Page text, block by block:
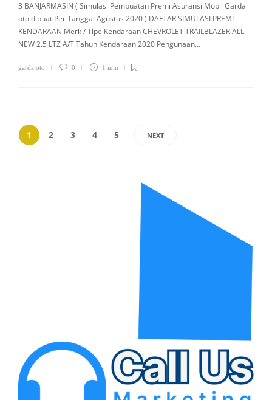
3 BANJARMASIN ( Simulasi Pembuatan Premi Asuransi Mobil Garda
oto dibuat Per Tanggal Agustus 2020 ) DAFTAR SIMULASI PREMI
KENDARAAN Merk / Tipe Kendaraan CHEVROLET TRAILBLAZER ALL
NEW 2.5 LTZ A/T Tahun Kendaraan 2020 Pengunaan…
garda oto 0 1 min
1 2 3 4 5 NEXT